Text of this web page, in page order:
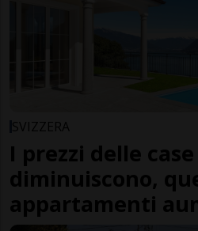
SVIZZERA
I prezzi delle
diminuiscono,
appartamenti